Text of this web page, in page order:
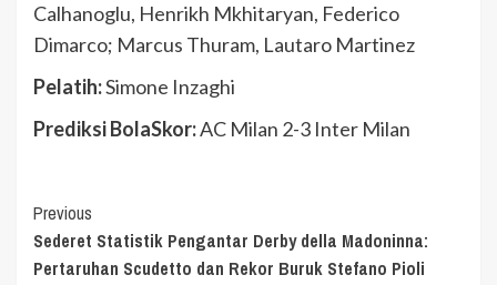
Calhanoglu, Henrikh Mkhitaryan, Federico
Dimarco; Marcus Thuram, Lautaro Martinez
Pelatih:Simone Inzaghi
Prediksi BolaSkor:AC Milan 2-3 Inter Milan
Continue
Reading
Previous
Sederet Statistik Pengantar Derby della Madoninna:
Pertaruhan Scudetto dan Rekor Buruk Stefano Pioli